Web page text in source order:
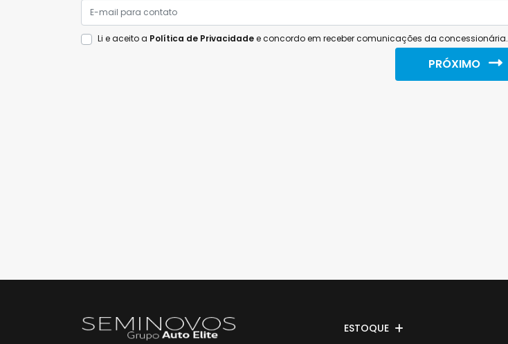
Li e aceito a Política de Privacidadee concordo em receber comunicações da concessionária.
PRÓXIMO
ESTOQUE